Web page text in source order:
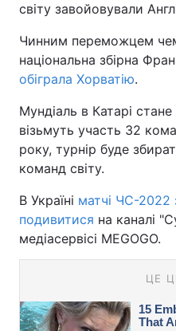
світу завойовували
Чинним переможцем
національна збірна
обіграла Хорватію.
Мундіаль в Катарі
візьмуть участь 32
року, турнір буде
команд світу.
В Україні матчі ЧС-2022
подивитися на каналі
медіасервісі MEGOGO.